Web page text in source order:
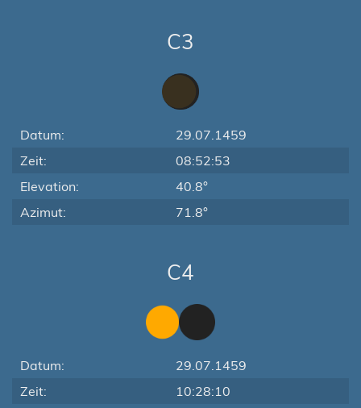
C3
Datum:
29.07.1459
Zeit:
08:52:53
Elevation:
40.8°
Azimut:
71.8°
C4
Datum:
29.07.1459
Zeit:
10:28:10